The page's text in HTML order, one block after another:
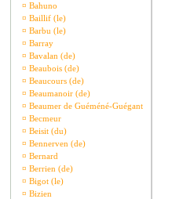
¤ Bahuno
¤ Baillif (le)
¤ Barbu (le)
¤ Barray
¤ Bavalan (de)
¤ Beaubois (de)
¤ Beaucours (de)
¤ Beaumanoir (de)
¤ Beaumer de Guéméné-Guégant
¤ Becmeur
¤ Beisit (du)
¤ Bennerven (de)
¤ Bernard
¤ Berrien (de)
¤ Bigot (le)
¤ Bizien